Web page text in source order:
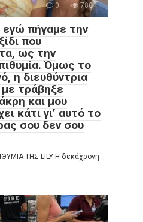
0 780
εγώ πήγαμε την
που
ως την
Όμως το
η διευθύντρια
με τράβηξε
και μου
κάτι γι’ αυτό το
σου δεν σου
ΤΗΣ LILY Η δεκάχρονη